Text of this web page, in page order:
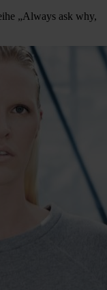
„Always ask why,